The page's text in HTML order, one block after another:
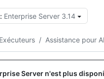
Enterprise Server 3.14
Exécuteurs / Assistance pour
Server n'est plus